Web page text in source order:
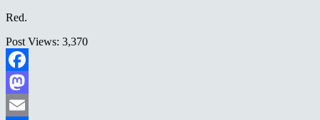
Red.
Post Views: 3,370
Facebook
Mastodon